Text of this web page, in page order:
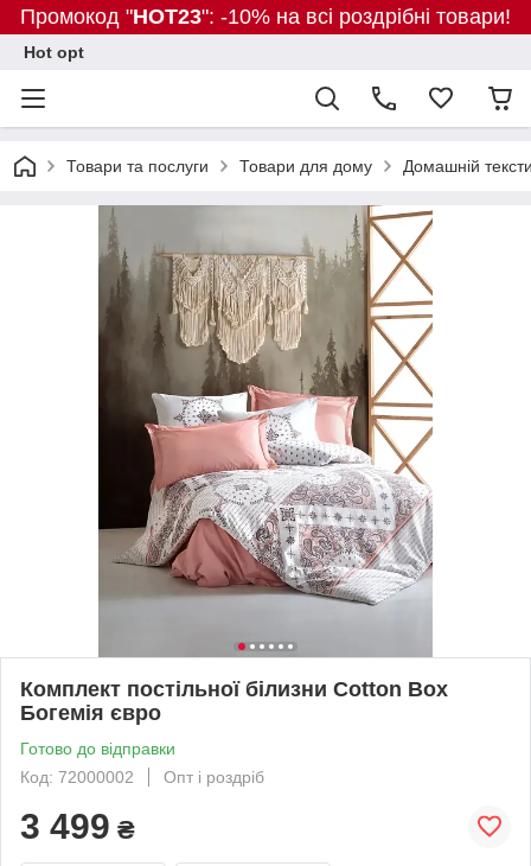
Промокод "HOT23": -10% на всі роздрібні товари!
Hot opt
Товари та послуги Товари для дому Домашній
Комплект постільної білизни Cotton Box
Богемія євро
Готово до відправки
Код: 72000002
Опт і роздріб
3 499 ₴